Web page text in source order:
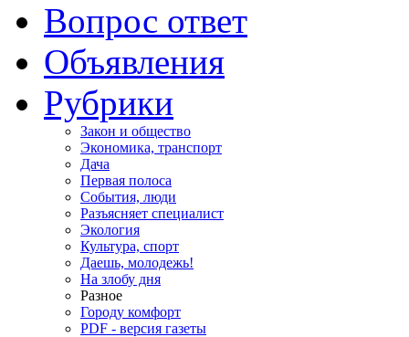
Вопрос ответ
Объявления
Рубрики
Закон и общество
Экономика, транспорт
Дача
Первая полоса
События, люди
Разъясняет специалист
Экология
Культура, спорт
Даешь, молодежь!
На злобу дня
Разное
Городу комфорт
PDF - версия газеты